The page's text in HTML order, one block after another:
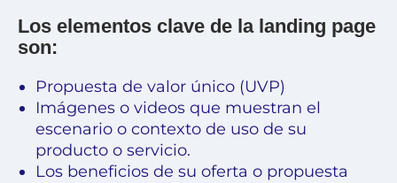
Los elementos clave de la landing page
son:
Propuesta de valor único (UVP)
Imágenes o videos que muestran el
escenario o contexto de uso de su
producto o servicio.
Los beneficios de su oferta o propuesta